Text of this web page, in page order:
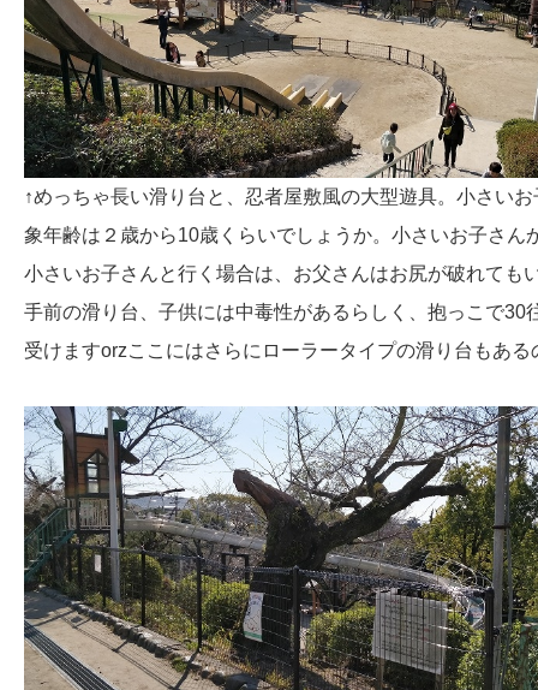
↑めっちゃ長い滑り台と、忍者屋敷風の大型遊具。小さい
象年齢は２歳から10歳くらいでしょうか。小さいお子さ
小さいお子さんと行く場合は、お父さんはお尻が破れても
手前の滑り台、子供には中毒性があるらしく、抱っこで
受けますorzここにはさらにローラータイプの滑り台もあ